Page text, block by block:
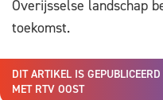
Overijsselse landschap
toekomst.
DIT ARTIKEL IS
MET RTV OOST